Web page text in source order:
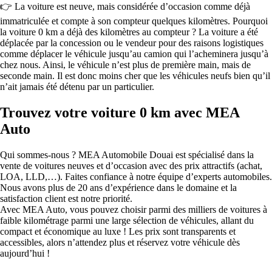
👉 La voiture est neuve, mais considérée d’occasion comme déjà
immatriculée et compte à son compteur quelques kilomètres. Pourquoi
la voiture 0 km a déjà des kilomètres au compteur ? La voiture a été
déplacée par la concession ou le vendeur pour des raisons logistiques
comme déplacer le véhicule jusqu’au camion qui l’acheminera jusqu’à
chez nous. Ainsi, le véhicule n’est plus de première main, mais de
seconde main. Il est donc moins cher que les véhicules neufs bien qu’il
n’ait jamais été détenu par un particulier.
Trouvez votre voiture 0 km avec MEA
Auto
Qui sommes-nous ? MEA Automobile Douai est spécialisé dans la
vente de voitures neuves et d’occasion avec des prix attractifs (achat,
LOA, LLD,…). Faites confiance à notre équipe d’experts automobiles.
Nous avons plus de 20 ans d’expérience dans le domaine et la
satisfaction client est notre priorité.
Avec MEA Auto, vous pouvez choisir parmi des milliers de voitures à
faible kilométrage parmi une large sélection de véhicules, allant du
compact et économique au luxe ! Les prix sont transparents et
accessibles, alors n’attendez plus et réservez votre véhicule dès
aujourd’hui !